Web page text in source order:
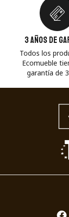
3 años de
Todos los
Ecomueble
garantía de